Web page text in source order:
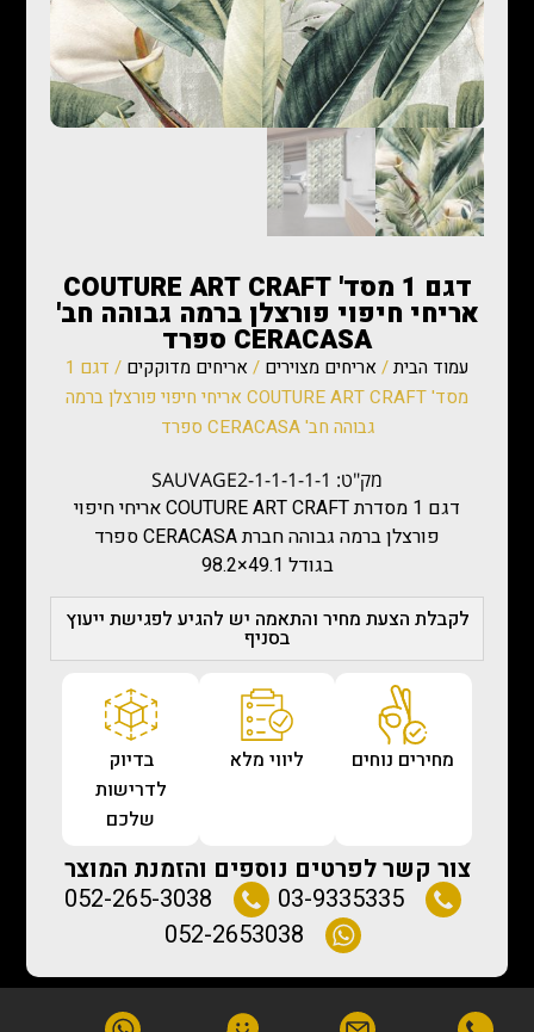
דגם 1 מסד' COUTURE ART CRAFT
אריחי חיפוי פורצלן ברמה גבוהה חב'
CERACASA ספרד
עמוד הבית/ אריחים מצוירים / אריחים מדוקקים
/ דגם 1
מסד' COUTURE ART CRAFT אריחי חיפוי פורצלן ברמה
גבוהה חב' CERACASA ספרד
מק"ט: SAUVAGE2-1-1-1-1-1
דגם 1 מסדרת COUTURE ART CRAFT אריחי חיפוי
פורצלן ברמה גבוהה חברת CERACASA ספרד
בגודל 49.1×98.2
לקבלת הצעת מחיר והתאמה יש להגיע לפגישת ייעוץ
בסניף
מחירים נוחים ליווי מלא
בדיוק
לדרישות
שלכם
צור קשר לפרטים נוספים והזמנת המוצר
03-9335335
052-265-3038
052-2653038